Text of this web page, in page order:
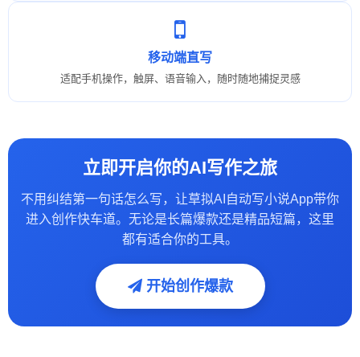
移动端直写
适配手机操作，触屏、语音输入，随时随地捕捉灵感
立即开启你的AI写作之旅
不用纠结第一句话怎么写，让草拟AI自动写小说App带你
进入创作快车道。无论是长篇爆款还是精品短篇，这里
都有适合你的工具。
开始创作爆款